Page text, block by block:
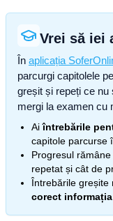
Vrei să iei
În aplicația
parcurgi capitolele
greșit și repeți ce
mergi la examen cu
Aiîntrebările
capitole parcurse
Progresul
repetat și cât de
Întrebările greșite
corect informația